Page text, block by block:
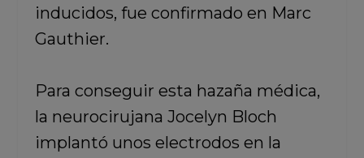
inducidos, fue confirmado en Marc
Gauthier.
Para conseguir esta hazaña médica,
la neurocirujana Jocelyn Bloch
implantó unos electrodos en la